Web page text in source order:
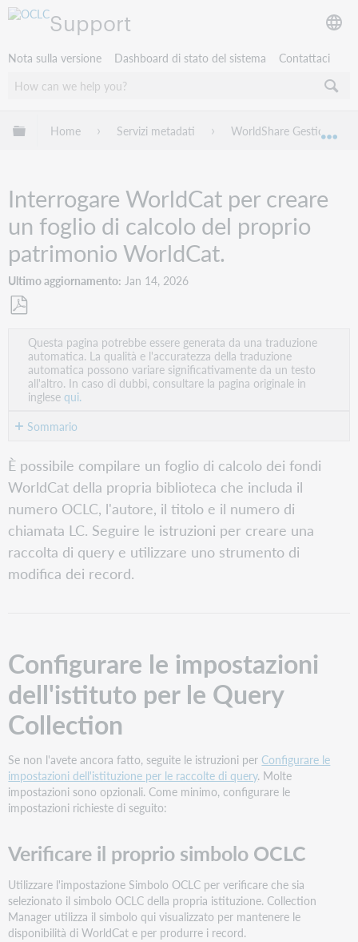
Support
Nota sulla versione Dashboard di stato del sistema Contattaci
Espandi/comprimi la gerarchia globale
Home Servizi metadati WorldShare Gestione
Interrogare WorldCat per creare
un foglio di calcolo del proprio
patrimonio WorldCat.
Ultimo aggiornamento Jan 14, 2026
come
PDF
Questa pagina potrebbe essere generata da una traduzione
automatica. La qualità e l'accuratezza della traduzione
automatica possono variare significativamente da un testo
all'altro. In caso di dubbi, consultare la pagina originale in
inglesequi.
Sommario
Configurare
le
impostazioni
dell'istituto
le
Query
Collection
OCLC
Abilita
record
MARC
Creare
raccolta
di
query
per
record
proprio
patrimonio.
Guarda
È possibile compilare un foglio di calcolo dei fondi
WorldCat della propria biblioteca che includa il
numero OCLC, l'autore, il titolo e il numero di
chiamata LC. Seguire le istruzioni per creare una
raccolta di query e utilizzare uno strumento di
modifica dei record.
Configurare le impostazioni
dell'istituto per le Query
Collection
Se non l'avete ancora fatto, seguite le istruzioni per Configurare le
impostazioni dell'istituzione per le raccolte di query. Molte
impostazioni sono opzionali. Come minimo, configurare le
impostazioni richieste di seguito:
Verificare il proprio simbolo OCLC
Utilizzare l'impostazione Simbolo OCLC per verificare che sia
selezionato il simbolo OCLC della propria istituzione. Collection
Manager utilizza il simbolo qui visualizzato per mantenere le
disponibilità di WorldCat e per produrre i record.